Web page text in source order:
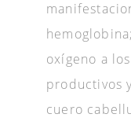
oxígeno a
productivos
cuero